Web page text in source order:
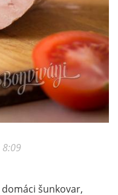
šunkovar,